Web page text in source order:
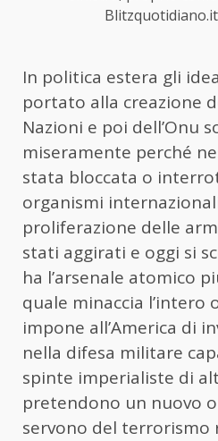
In politica estera gli
portato alla creazione
Nazioni e poi dell’Onu
miseramente perché
stata bloccata o
organismi
proliferazione delle
stati aggirati e oggi si
ha l’arsenale atomico
quale minaccia l’intero
impone all’America di
nella difesa militare
spinte imperialiste di
pretendono un nuovo
servono del terrorismo